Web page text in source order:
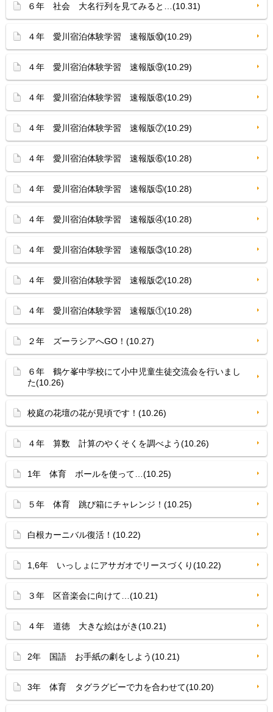
６年 社会 大名行列を見てみると…(10.31)
４年 愛川宿泊体験学習 速報版⑩(10.29)
４年 愛川宿泊体験学習 速報版⑨(10.29)
４年 愛川宿泊体験学習 速報版⑧(10.29)
４年 愛川宿泊体験学習 速報版⑦(10.29)
４年 愛川宿泊体験学習 速報版⑥(10.28)
４年 愛川宿泊体験学習 速報版⑤(10.28)
４年 愛川宿泊体験学習 速報版④(10.28)
４年 愛川宿泊体験学習 速報版③(10.28)
４年 愛川宿泊体験学習 速報版②(10.28)
４年 愛川宿泊体験学習 速報版①(10.28)
２年 ズーラシアへGO！(10.27)
６年 鶴ケ峯中学校にて小中児童生徒交流会を行いまし
た(10.26)
校庭の花壇の花が見頃です！(10.26)
４年 算数 計算のやくそくを調べよう(10.26)
1年 体育 ボールを使って…(10.25)
５年 体育 跳び箱にチャレンジ！(10.25)
白根カーニバル復活！(10.22)
1,6年 いっしょにアサガオでリースづくり(10.22)
３年 区音楽会に向けて…(10.21)
４年 道徳 大きな絵はがき(10.21)
2年 国語 お手紙の劇をしよう(10.21)
3年 体育 タグラグビーで力を合わせて(10.20)